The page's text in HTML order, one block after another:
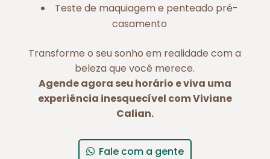
Teste de maquiagem e penteado pré-
casamento
Transforme o seu sonho em realidade com a
beleza que você merece.
Agende agora seu horário e viva uma
experiência inesquecível com Viviane
Calian.
Fale com a gente